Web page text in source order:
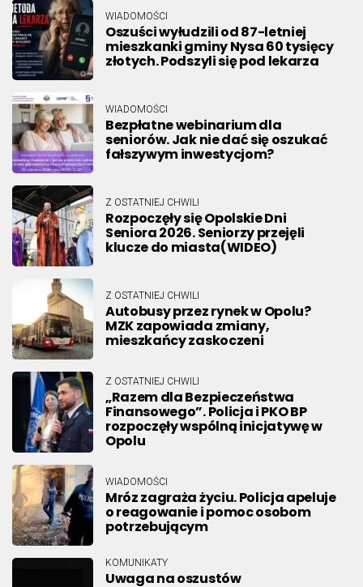
WIADOMOŚCI
Oszuści wyłudzili od 87-letniej
mieszkanki gminy Nysa 60 tysięcy
złotych. Podszyli się pod lekarza
WIADOMOŚCI
Bezpłatne webinarium dla
seniorów. Jak nie dać się oszukać
fałszywym inwestycjom?
Z OSTATNIEJ CHWILI
Rozpoczęły się Opolskie Dni
Seniora 2026. Seniorzy przejęli
klucze do miasta(WIDEO)
Z OSTATNIEJ CHWILI
Autobusy przez rynek w Opolu?
MZK zapowiada zmiany,
mieszkańcy zaskoczeni
Z OSTATNIEJ CHWILI
„Razem dla Bezpieczeństwa
Finansowego”. Policja i PKO BP
rozpoczęły wspólną inicjatywę w
Opolu
WIADOMOŚCI
Mróz zagraża życiu. Policja apeluje
o reagowanie i pomoc osobom
potrzebującym
KOMUNIKATY
Uwaga na oszustów